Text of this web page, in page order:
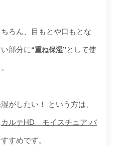
ろん、目もとや口もとな
部分に“重ね保湿”として使
がしたい！ という方は、
カルテHD モイスチュア バ
すめです。